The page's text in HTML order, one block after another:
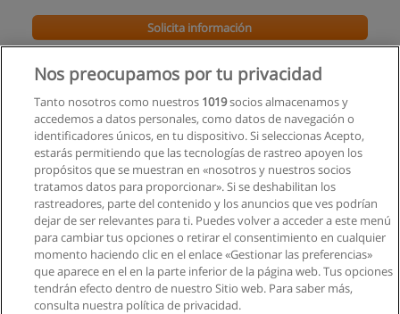
Solicita información
Curso - Excel Empresarial
Solicita información
Curso Mantenimiento y Reparaciòn de
Computadoras
Proescuela - Capacitación Profesional
Solicita información
Nos preocupamos por tu privacidad
Tanto nosotros como nuestros 1019socios almacenamos y
accedemos a datos personales, como datos de navegación o
identificadores únicos, en tu dispositivo. Si seleccionas Acepto,
estarás permitiendo que las tecnologías de rastreo apoyen los
propósitos que se muestran en «nosotros y nuestros socios
tratamos datos para proporcionar». Si se deshabilitan los
rastreadores, parte del contenido y los anuncios que ves podrían
dejar de ser relevantes para ti. Puedes volver a acceder a este menú
para cambiar tus opciones o retirar el consentimiento en cualquier
momento haciendo clic en el enlace «Gestionar las preferencias»
que aparece en el en la parte inferior de la página web. Tus opciones
tendrán efecto dentro de nuestro Sitio web. Para saber más,
consulta nuestra política de privacidad.